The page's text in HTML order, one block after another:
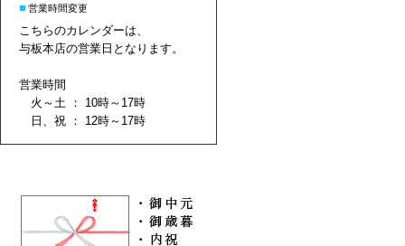
■ 営業時間変更
こちらのカレンダーは、
与板本店の営業日となります。
営業時間
火～土 ： 10時～17時
日、祝 ： 12時～17時